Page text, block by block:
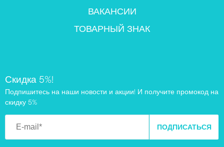
ВАКАНСИИ
ТОВАРНЫЙ ЗНАК
Скидка 5%!
Подпишитесь на наши новости и акции! И получите промокод на
скидку 5%
ПОДПИСАТЬСЯ